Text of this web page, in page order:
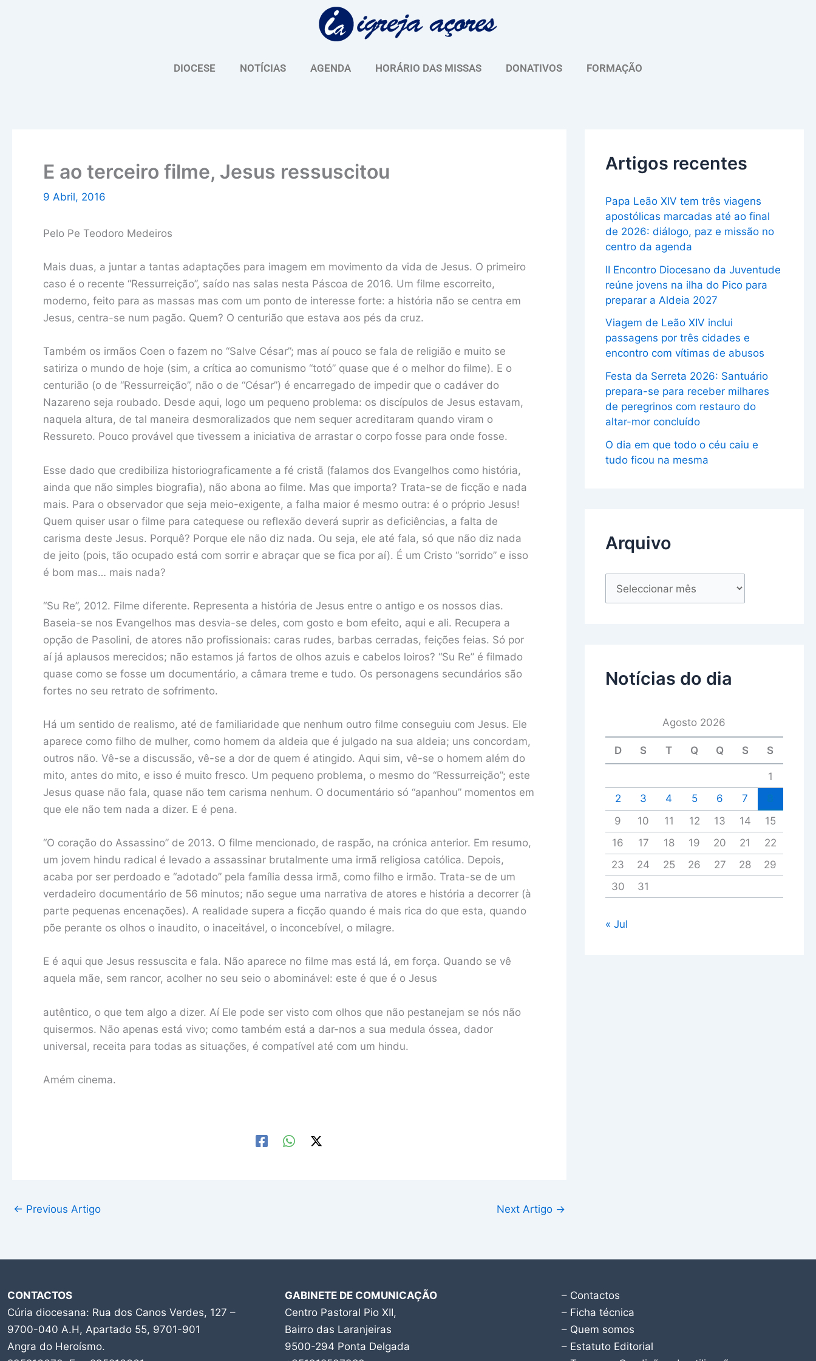
DIOCESE NOTÍCIAS AGENDA HORÁRIO DAS MISSAS DONATIVOS FORMAÇÃO
E ao terceiro filme, Jesus ressuscitou
9 Abril, 2016
Pelo Pe Teodoro Medeiros
Mais duas, a juntar a tantas adaptações para imagem em movimento da vida de Jesus. O primeiro
caso é o recente “Ressurreição”, saído nas salas nesta Páscoa de 2016. Um filme escorreito,
moderno, feito para as massas mas com um ponto de interesse forte: a história não se centra em
Jesus, centra-se num pagão. Quem? O centurião que estava aos pés da cruz.
Também os irmãos Coen o fazem no “Salve César”; mas aí pouco se fala de religião e muito se
satiriza o mundo de hoje (sim, a crítica ao comunismo “totó” quase que é o melhor do filme). E o
centurião (o de “Ressurreição”, não o de “César”) é encarregado de impedir que o cadáver do
Nazareno seja roubado. Desde aqui, logo um pequeno problema: os discípulos de Jesus estavam,
naquela altura, de tal maneira desmoralizados que nem sequer acreditaram quando viram o
Ressureto. Pouco provável que tivessem a iniciativa de arrastar o corpo fosse para onde fosse.
Esse dado que credibiliza historiograficamente a fé cristã (falamos dos Evangelhos como história,
ainda que não simples biografia), não abona ao filme. Mas que importa? Trata-se de ficção e nada
mais. Para o observador que seja meio-exigente, a falha maior é mesmo outra: é o próprio Jesus!
Quem quiser usar o filme para catequese ou reflexão deverá suprir as deficiências, a falta de
carisma deste Jesus. Porquê? Porque ele não diz nada. Ou seja, ele até fala, só que não diz nada
de jeito (pois, tão ocupado está com sorrir e abraçar que se fica por aí). É um Cristo “sorrido” e isso
é bom mas… mais nada?
“Su Re”, 2012. Filme diferente. Representa a história de Jesus entre o antigo e os nossos dias.
Baseia-se nos Evangelhos mas desvia-se deles, com gosto e bom efeito, aqui e ali. Recupera a
opção de Pasolini, de atores não profissionais: caras rudes, barbas cerradas, feições feias. Só por
aí já aplausos merecidos; não estamos já fartos de olhos azuis e cabelos loiros? “Su Re” é filmado
quase como se fosse um documentário, a câmara treme e tudo. Os personagens secundários são
fortes no seu retrato de sofrimento.
Há um sentido de realismo, até de familiaridade que nenhum outro filme conseguiu com Jesus. Ele
aparece como filho de mulher, como homem da aldeia que é julgado na sua aldeia; uns concordam,
outros não. Vê-se a discussão, vê-se a dor de quem é atingido. Aqui sim, vê-se o homem além do
mito, antes do mito, e isso é muito fresco. Um pequeno problema, o mesmo do “Ressurreição”; este
Jesus quase não fala, quase não tem carisma nenhum. O documentário só “apanhou” momentos em
que ele não tem nada a dizer. E é pena.
“O coração do Assassino” de 2013. O filme mencionado, de raspão, na crónica anterior. Em resumo,
um jovem hindu radical é levado a assassinar brutalmente uma irmã religiosa católica. Depois,
acaba por ser perdoado e “adotado” pela família dessa irmã, como filho e irmão. Trata-se de um
verdadeiro documentário de 56 minutos; não segue uma narrativa de atores e história a decorrer (à
parte pequenas encenações). A realidade supera a ficção quando é mais rica do que esta, quando
põe perante os olhos o inaudito, o inaceitável, o inconcebível, o milagre.
E é aqui que Jesus ressuscita e fala. Não aparece no filme mas está lá, em força. Quando se vê
aquela mãe, sem rancor, acolher no seu seio o abominável: este é que é o Jesus
autêntico, o que tem algo a dizer. Aí Ele pode ser visto com olhos que não pestanejam se nós não
quisermos. Não apenas está vivo; como também está a dar-nos a sua medula óssea, dador
universal, receita para todas as situações, é compatível até com um hindu.
Amém cinema.
← Previous Artigo Next Artigo →
Artigos recentes
Papa Leão XIV tem três viagens
apostólicas marcadas até ao final
de 2026: diálogo, paz e missão no
centro da agenda
II Encontro Diocesano da Juventude
reúne jovens na ilha do Pico para
preparar a Aldeia 2027
Viagem de Leão XIV inclui
passagens por três cidades e
encontro com vítimas de abusos
Festa da Serreta 2026: Santuário
prepara-se para receber milhares
de peregrinos com restauro do
altar-mor concluído
O dia em que todo o céu caiu e
tudo ficou na mesma
Arquivo
u
Notícias do dia
Agosto 2026
D S T Q Q S S
1
2
3 4 5 6 7
9
10 11 12 13 14
15
16
17 18 19 20 21
22
23
24 25 26 27 28
29
30
31
« Jul
CONTACTOS
Cúria diocesana: Rua dos Canos Verdes, 127 –
9700-040 A.H, Apartado 55, 9701-901
Angra do Heroísmo.
GABINETE DE COMUNICAÇÃO
Centro Pastoral Pio XII,
Bairro das Laranjeiras
9500-294 Ponta Delgada
– Contactos
– Ficha técnica
– Quem somos
– Estatuto Editorial